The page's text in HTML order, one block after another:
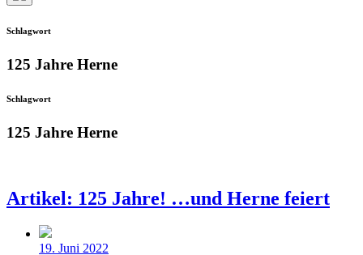
Such-
verbergen
Schlagwort
125 Jahre Herne
Schlagwort
125 Jahre Herne
Artikel: 125 Jahre! …und Herne feiert
Beitragsdatum
19. Juni 2022